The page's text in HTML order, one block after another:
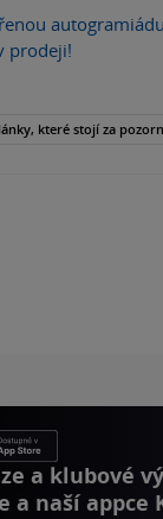
autogramiádu
prodeji!
které stojí za
a klubové
a naší appce